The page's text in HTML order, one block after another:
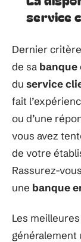
service
Dernier
de sa banque
du service
fait
ou d’une
vous avez
de votre
Rassurez-
une banque
Les
généralement